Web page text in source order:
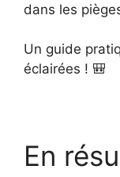
dans les
Un guide
éclairées ! 🎒
En